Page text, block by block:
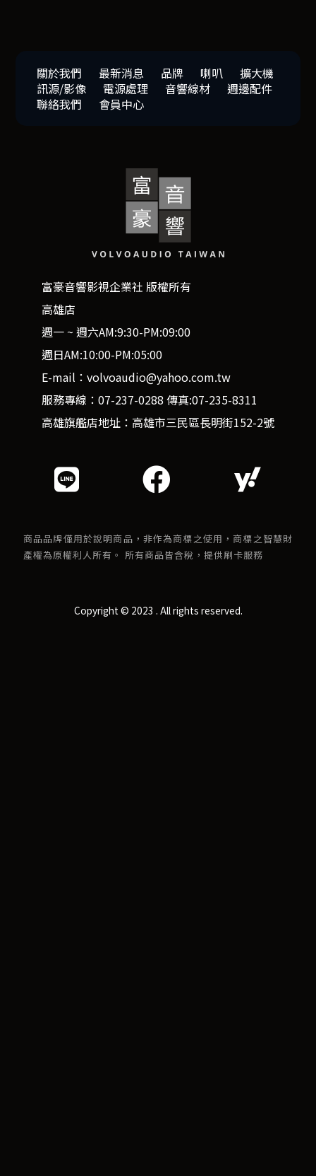
關於我們 最新消息 品牌 喇叭
擴大機
訊源/影像
電源處理 音響線材
週邊配件
聯絡我們
會員中心
富豪音響影視企業社 版權所有
高雄店
週一 ~ 週六AM:9:30-PM:09:00
週日AM:10:00-PM:05:00
E-mail：volvoaudio@yahoo.com.tw
服務專線：07-237-0288 傳真:07-235-8311
高雄旗艦店地址：高雄市三民區長明街152-2號
商品品牌僅用於說明商品，非作為商標之使用，商標之智慧財
產權為原權利人所有。 所有商品皆含稅，提供刷卡服務
Copyright © 2023 . All rights reserved.